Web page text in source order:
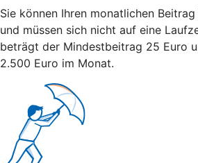
Sie können Ihren monatlichen
und müssen sich nicht auf eine
beträgt der Mindestbeitrag 25 Euro
2.500 Euro im Monat.